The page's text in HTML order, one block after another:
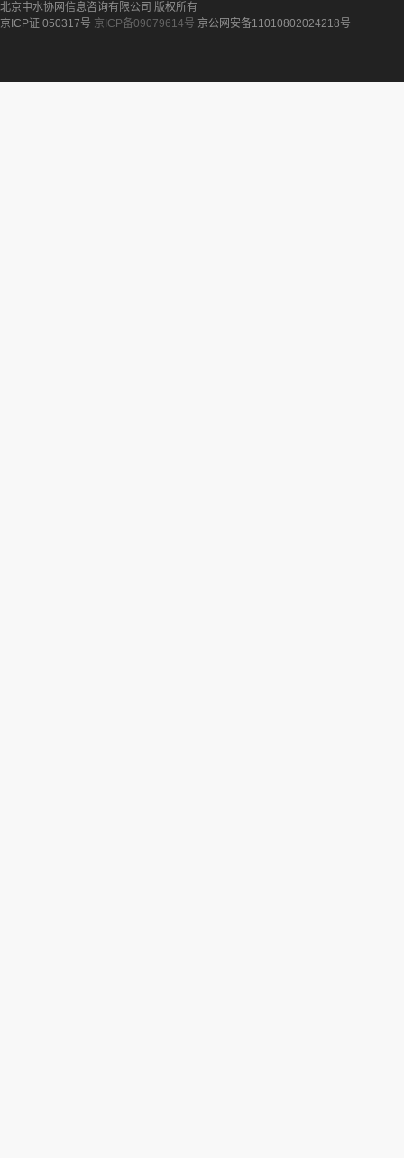
北京中水协网信息咨询有限公司 版权所有
京ICP证 050317号 京ICP备09079614号 京公网安备11010802024218号